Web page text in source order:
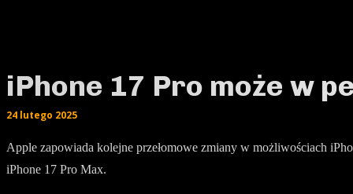
iPhone 17 Pro może w
24 lutego 2025
Apple zapowiada kolejne przełomowe zmiany w możliwościach
iPhone 17 Pro Max.